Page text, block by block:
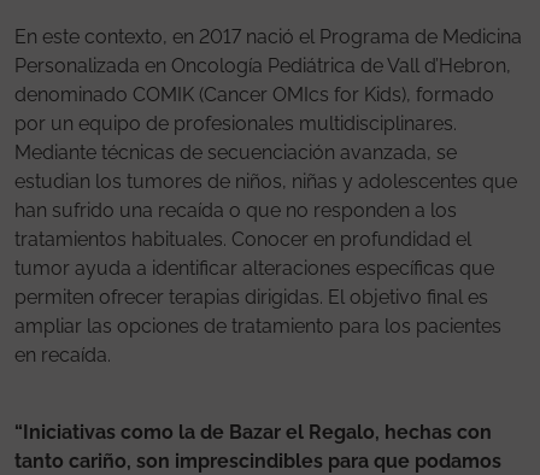
En este contexto, en 2017 nació el Programa de Medicina
Personalizada en Oncología Pediátrica de Vall d’Hebron,
denominado COMIK (Cancer OMIcs for Kids), formado
por un equipo de profesionales multidisciplinares.
Mediante técnicas de secuenciación avanzada, se
estudian los tumores de niños, niñas y adolescentes que
han sufrido una recaída o que no responden a los
tratamientos habituales. Conocer en profundidad el
tumor ayuda a identificar alteraciones específicas que
permiten ofrecer terapias dirigidas. El objetivo final es
ampliar las opciones de tratamiento para los pacientes
en recaída.
“Iniciativas como la de Bazar el Regalo, hechas con
tanto cariño, son imprescindibles para que podamos